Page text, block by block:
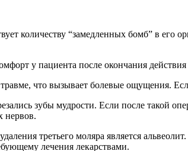
количеству “замедленных бомб” в
у пациента после окончания
что вызывает болевые ощущения.
зубы мудрости. Если после такой
нервов.
третьего моляра является
лечения лекарствами.